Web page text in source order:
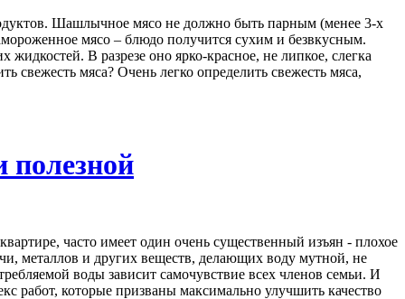
Шашлычное мясо не должно быть парным (менее 3-х
мясо – блюдо получится сухим и безвкусным.
В разрезе оно ярко-красное, не липкое, слегка
мяса? Очень легко определить свежесть мяса,
полезной
часто имеет один очень существенный изъян - плохое
металлов и других веществ, делающих воду мутной, не
воды зависит самочувствие всех членов семьи. И
работ, которые призваны максимально улучшить качество